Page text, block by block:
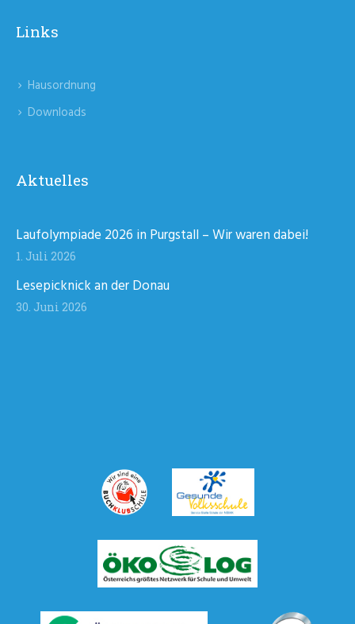
Links
Hausordnung
Downloads
Aktuelles
Laufolympiade 2026 in Purgstall – Wir waren dabei!
1. Juli 2026
Lesepicknick an der Donau
30. Juni 2026